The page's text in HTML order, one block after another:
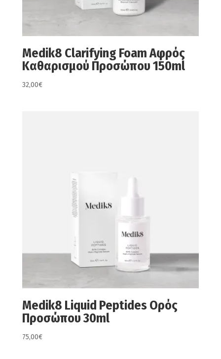
Medik8 Clarifying Foam Αφρός
Καθαρισμού Προσώπου 150ml
32,00€
Medik8 Liquid Peptides Ορός
Προσώπου 30ml
75,00€